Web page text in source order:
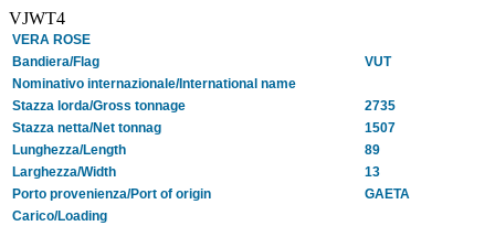
VJWT4
VERA ROSE
Bandiera/Flag
VUT
Nominativo internazionale/International name
Stazza lorda/Gross tonnage
2735
Stazza netta/Net tonnag
1507
Lunghezza/Length
89
Larghezza/Width
13
Porto provenienza/Port of origin
GAETA
Carico/Loading